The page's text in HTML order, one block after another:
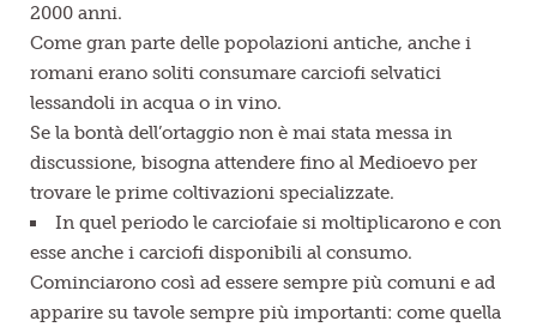
2000 anni.
Come gran parte delle popolazioni antiche, anche i
romani erano soliti consumare carciofi selvatici
lessandoli in acqua o in vino.
Se la bontà dell’ortaggio non è mai stata messa in
discussione, bisogna attendere fino al Medioevo per
trovare le prime coltivazioni specializzate.
In quel periodo le carciofaie si moltiplicarono e con
esse anche i carciofi disponibili al consumo.
Cominciarono così ad essere sempre più comuni e ad
apparire su tavole sempre più importanti: come quella